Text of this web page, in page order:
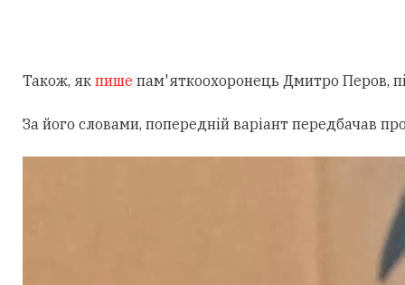
Також, як пише пам'яткоохоронець Дмитро Перов,
За його словами, попередній варіант передбачав